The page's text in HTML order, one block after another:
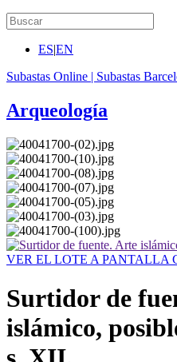
ES|EN
Subastas Online | Subastas
Arqueología
VER EL LOTE A PANTALLA
Surtidor de
islámico,